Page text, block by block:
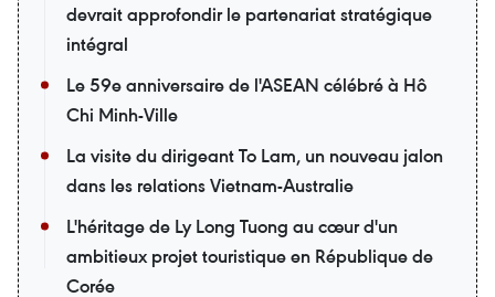
devrait approfondir le partenariat stratégique
intégral
Le 59e anniversaire de l'ASEAN célébré à Hô
Chi Minh-Ville
La visite du dirigeant To Lam, un nouveau jalon
dans les relations Vietnam-Australie
L'héritage de Ly Long Tuong au cœur d'un
ambitieux projet touristique en République de
Corée